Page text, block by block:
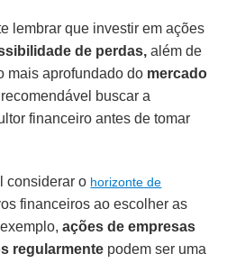
lembrar que investir em ações
de perdas,além de
mais aprofundado do mercado
buscar a
financeiro antes de tomar
considerar o horizonte de
financeiros ao escolher as
ações de empresas
regularmente podem ser uma